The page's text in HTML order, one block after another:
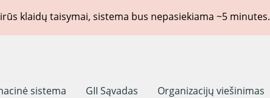
klaidų taisymai, sistema bus nepasiekiama ~5 minutes.
sistema GII Sąvadas Organizacijų viešinimas